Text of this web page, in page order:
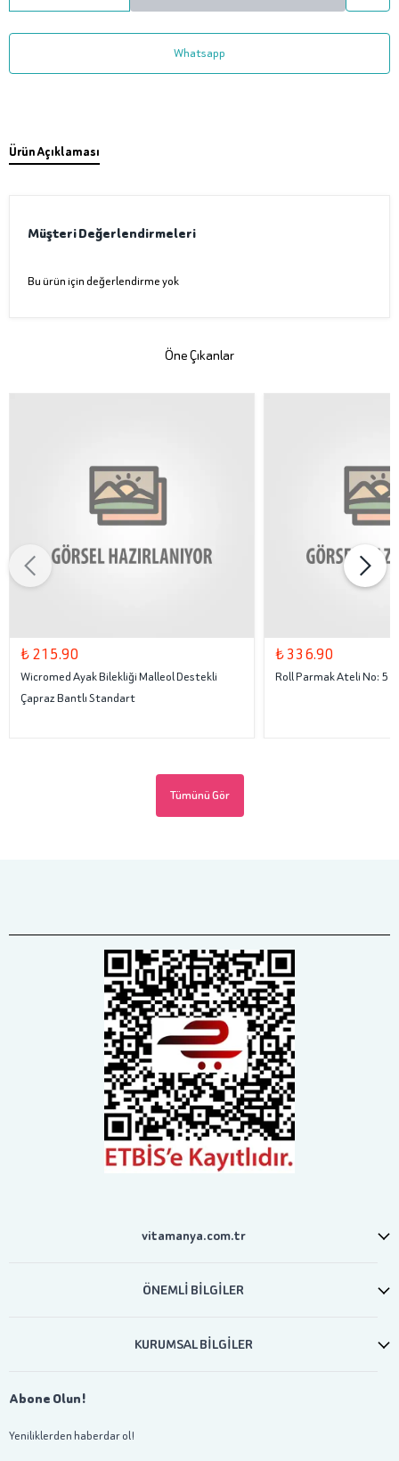
Whatsapp
Ürün Açıklaması
Müşteri Değerlendirmeleri
Bu ürün için değerlendirme yok
Öne Çıkanlar
₺ 215.90
Wicromed Ayak Bilekliği Malleol Destekli
Çapraz Bantlı Standart
₺ 336.90
Roll Parmak Ateli No: 5
Tümünü Gör
vitamanya.com.tr
ÖNEMLİ BİLGİLER
KURUMSAL BİLGİLER
Abone Olun!
Yeniliklerden haberdar ol!